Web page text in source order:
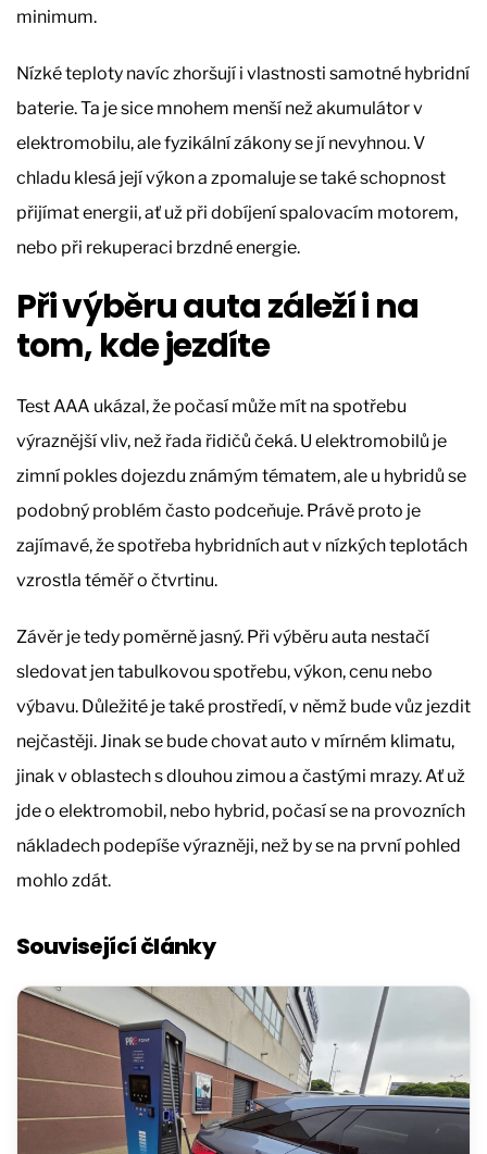
minimum.
Nízké teploty navíc zhoršují i vlastnosti samotné hybridní
baterie. Ta je sice mnohem menší než akumulátor v
elektromobilu, ale fyzikální zákony se jí nevyhnou. V
chladu klesá její výkon a zpomaluje se také schopnost
přijímat energii, ať už při dobíjení spalovacím motorem,
nebo při rekuperaci brzdné energie.
Při výběru auta záleží i na
tom, kde jezdíte
Test AAA ukázal, že počasí může mít na spotřebu
výraznější vliv, než řada řidičů čeká. U elektromobilů je
zimní pokles dojezdu známým tématem, ale u hybridů se
podobný problém často podceňuje. Právě proto je
zajímavé, že spotřeba hybridních aut v nízkých teplotách
vzrostla téměř o čtvrtinu.
Závěr je tedy poměrně jasný. Při výběru auta nestačí
sledovat jen tabulkovou spotřebu, výkon, cenu nebo
výbavu. Důležité je také prostředí, v němž bude vůz jezdit
nejčastěji. Jinak se bude chovat auto v mírném klimatu,
jinak v oblastech s dlouhou zimou a častými mrazy. Ať už
jde o elektromobil, nebo hybrid, počasí se na provozních
nákladech podepíše výrazněji, než by se na první pohled
mohlo zdát.
Související články